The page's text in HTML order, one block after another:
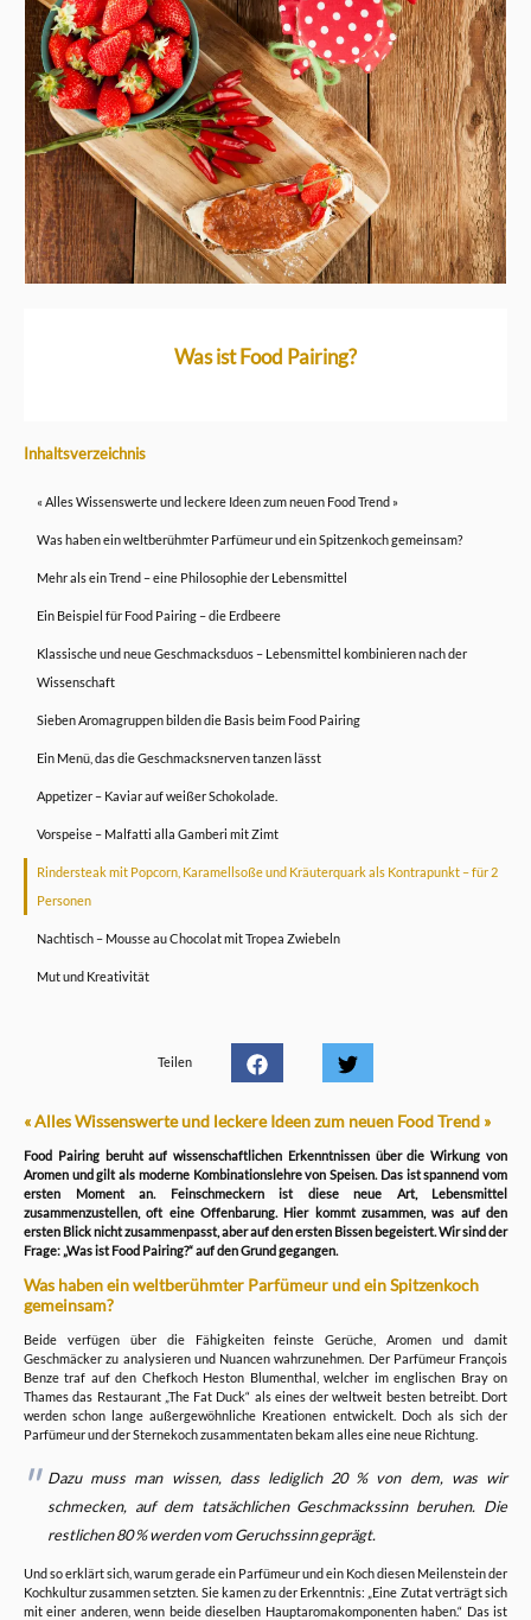
Was ist Food Pairing?
Inhaltsverzeichnis
« Alles Wissenswerte und leckere Ideen zum neuen Food Trend »
Was haben ein weltberühmter Parfümeur und ein Spitzenkoch gemeinsam?
Mehr als ein Trend – eine Philosophie der Lebensmittel
Ein Beispiel für Food Pairing – die Erdbeere
Klassische und neue Geschmacksduos – Lebensmittel kombinieren nach der
Wissenschaft
Sieben Aromagruppen bilden die Basis beim Food Pairing
Ein Menü, das die Geschmacksnerven tanzen lässt
Appetizer – Kaviar auf weißer Schokolade.
Vorspeise – Malfatti alla Gamberi mit Zimt
Rindersteak mit Popcorn, Karamellsoße und Kräuterquark als Kontrapunkt – für 2
Personen
Nachtisch – Mousse au Chocolat mit Tropea Zwiebeln
Mut und Kreativität
Teilen
« Alles Wissenswerte und leckere Ideen zum neuen Food Trend »
Food Pairing beruht auf wissenschaftlichen Erkenntnissen über die Wirkung von
Aromen und gilt als moderne Kombinationslehre von Speisen. Das ist spannend vom
ersten Moment an. Feinschmeckern ist diese neue Art, Lebensmittel
zusammenzustellen, oft eine Offenbarung. Hier kommt zusammen, was auf den
ersten Blick nicht zusammenpasst, aber auf den ersten Bissen begeistert. Wir sind der
Frage: „Was ist Food Pairing?“ auf den Grund gegangen.
Was haben ein weltberühmter Parfümeur und ein Spitzenkoch
gemeinsam?
Beide verfügen über die Fähigkeiten feinste Gerüche, Aromen und damit
Geschmäcker zu analysieren und Nuancen wahrzunehmen. Der Parfümeur François
Benze traf auf den Chefkoch Heston Blumenthal, welcher im englischen Bray on
Thames das Restaurant „The Fat Duck“ als eines der weltweit besten betreibt. Dort
werden schon lange außergewöhnliche Kreationen entwickelt. Doch als sich der
Parfümeur und der Sternekoch zusammentaten bekam alles eine neue Richtung.
Dazu muss man wissen, dass lediglich 20 % von dem, was wir
schmecken, auf dem tatsächlichen Geschmackssinn beruhen. Die
restlichen 80 % werden vom Geruchssinn geprägt.
Und so erklärt sich, warum gerade ein Parfümeur und ein Koch diesen Meilenstein der
Kochkultur zusammen setzten. Sie kamen zu der Erkenntnis: „Eine Zutat verträgt sich
mit einer anderen, wenn beide dieselben Hauptaromakomponenten haben.“ Das ist